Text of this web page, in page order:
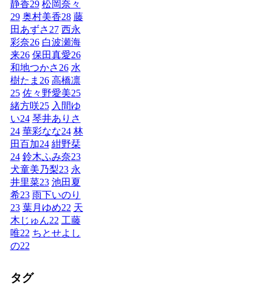
静香29 松岡奈々
29 奥村美香28 藤
田あずさ 27 西永
彩奈26 白波瀬海
来26 保田真愛26
和地つかさ 26 水
樹たま 26 高橋凛
25 佐々野愛美25
緒方咲25 入間ゆ
い24 琴井ありさ
24 華彩なな24 林
田百加24 紺野栞
24 鈴木ふみ奈23
犬童美乃梨23 永
井里菜23 池田夏
希23 雨下いのり
23 葉月ゆめ22 天
木じゅん22 工藤
唯22 ちとせよし
の22
タグ